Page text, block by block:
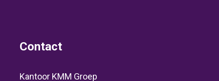
Contact
Kantoor KMM Groep